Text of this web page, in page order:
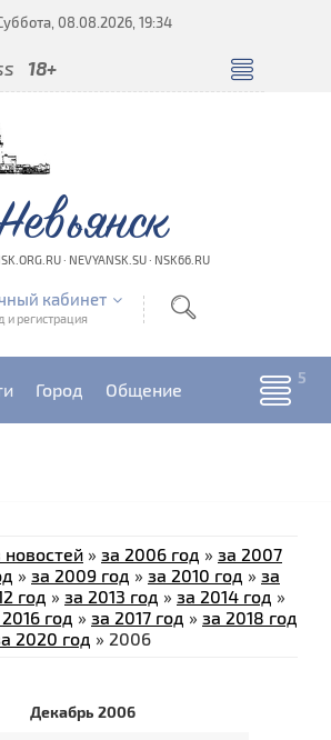
08.08.2026, 19:34
18+
· NEVYANSK.SU · NSK66.RU
кабинет
и регистрация
Город Общение
» за 2006 год » за 2007
» за 2009 год » за 2010 год » за
год » за 2013 год » за 2014 год »
год » за 2017 год » за 2018 год
2020 год » 2006
Декабрь 2006